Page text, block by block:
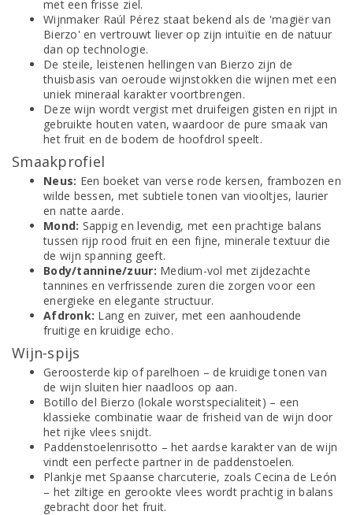
met een frisse ziel.
Wijnmaker Raúl Pérez staat bekend als de 'magiër van
Bierzo' en vertrouwt liever op zijn intuïtie en de natuur
dan op technologie.
De steile, leistenen hellingen van Bierzo zijn de
thuisbasis van oeroude wijnstokken die wijnen met een
uniek mineraal karakter voortbrengen.
Deze wijn wordt vergist met druifeigen gisten en rijpt in
gebruikte houten vaten, waardoor de pure smaak van
het fruit en de bodem de hoofdrol speelt.
Smaakprofiel
Neus: Een boeket van verse rode kersen, frambozen en
wilde bessen, met subtiele tonen van viooltjes, laurier
en natte aarde.
Mond: Sappig en levendig, met een prachtige balans
tussen rijp rood fruit en een fijne, minerale textuur die
de wijn spanning geeft.
Body/tannine/zuur: Medium-vol met zijdezachte
tannines en verfrissende zuren die zorgen voor een
energieke en elegante structuur.
Afdronk: Lang en zuiver, met een aanhoudende
fruitige en kruidige echo.
Wijn-spijs
Geroosterde kip of parelhoen – de kruidige tonen van
de wijn sluiten hier naadloos op aan.
Botillo del Bierzo (lokale worstspecialiteit) – een
klassieke combinatie waar de frisheid van de wijn door
het rijke vlees snijdt.
Paddenstoelenrisotto – het aardse karakter van de wijn
vindt een perfecte partner in de paddenstoelen.
Plankje met Spaanse charcuterie, zoals Cecina de León
– het ziltige en gerookte vlees wordt prachtig in balans
gebracht door het fruit.